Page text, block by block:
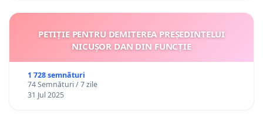
PETIȚIE PENTRU DEMITEREA PREȘEDINTELUI
NICUȘOR DAN DIN FUNCȚIE
1 728 semnături
74 Semnături / 7 zile
31 Jul 2025